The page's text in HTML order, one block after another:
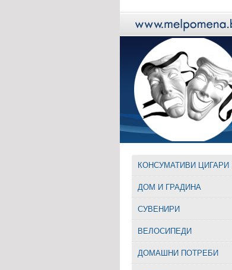
КОНСУМАТИВИ ЦИГАРИ
ДОМ И ГРАДИНА
СУВЕНИРИ
ВЕЛОСИПЕДИ
ДОМАШНИ ПОТРЕБИ